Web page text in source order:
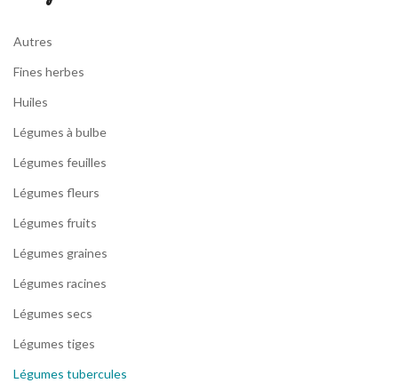
Autres
Fines herbes
Huiles
Légumes à bulbe
Légumes feuilles
Légumes fleurs
Légumes fruits
Légumes graines
Légumes racines
Légumes secs
Légumes tiges
Légumes tubercules